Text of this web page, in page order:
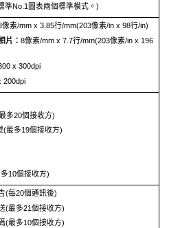
準No.1圖表兩個標準模式。)
像素/mm x 3.85行/mm(203像素/in x 98行/in)
片： 8像素/mm x 7.7行/mm(203像素/in x 196
x 300dpi
200dpi
多20個接收方)
(最多19個接收方)
10個接收方)
(每20個通訊後)
(最多21個接收方)
(最多10個接收方)